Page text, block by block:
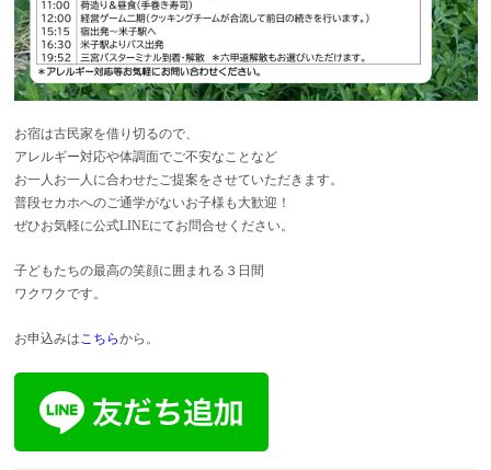
お宿は古民家を借り切るので、
アレルギー対応や体調面でご不安なことなど
お一人お一人に合わせたご提案をさせていただきます。
普段セカホへのご通学がないお子様も大歓迎！
ぜひお気軽に公式LINEにてお問合せください。
子どもたちの最高の笑顔に囲まれる３日間
ワクワクです。
お申込みはこちらから。